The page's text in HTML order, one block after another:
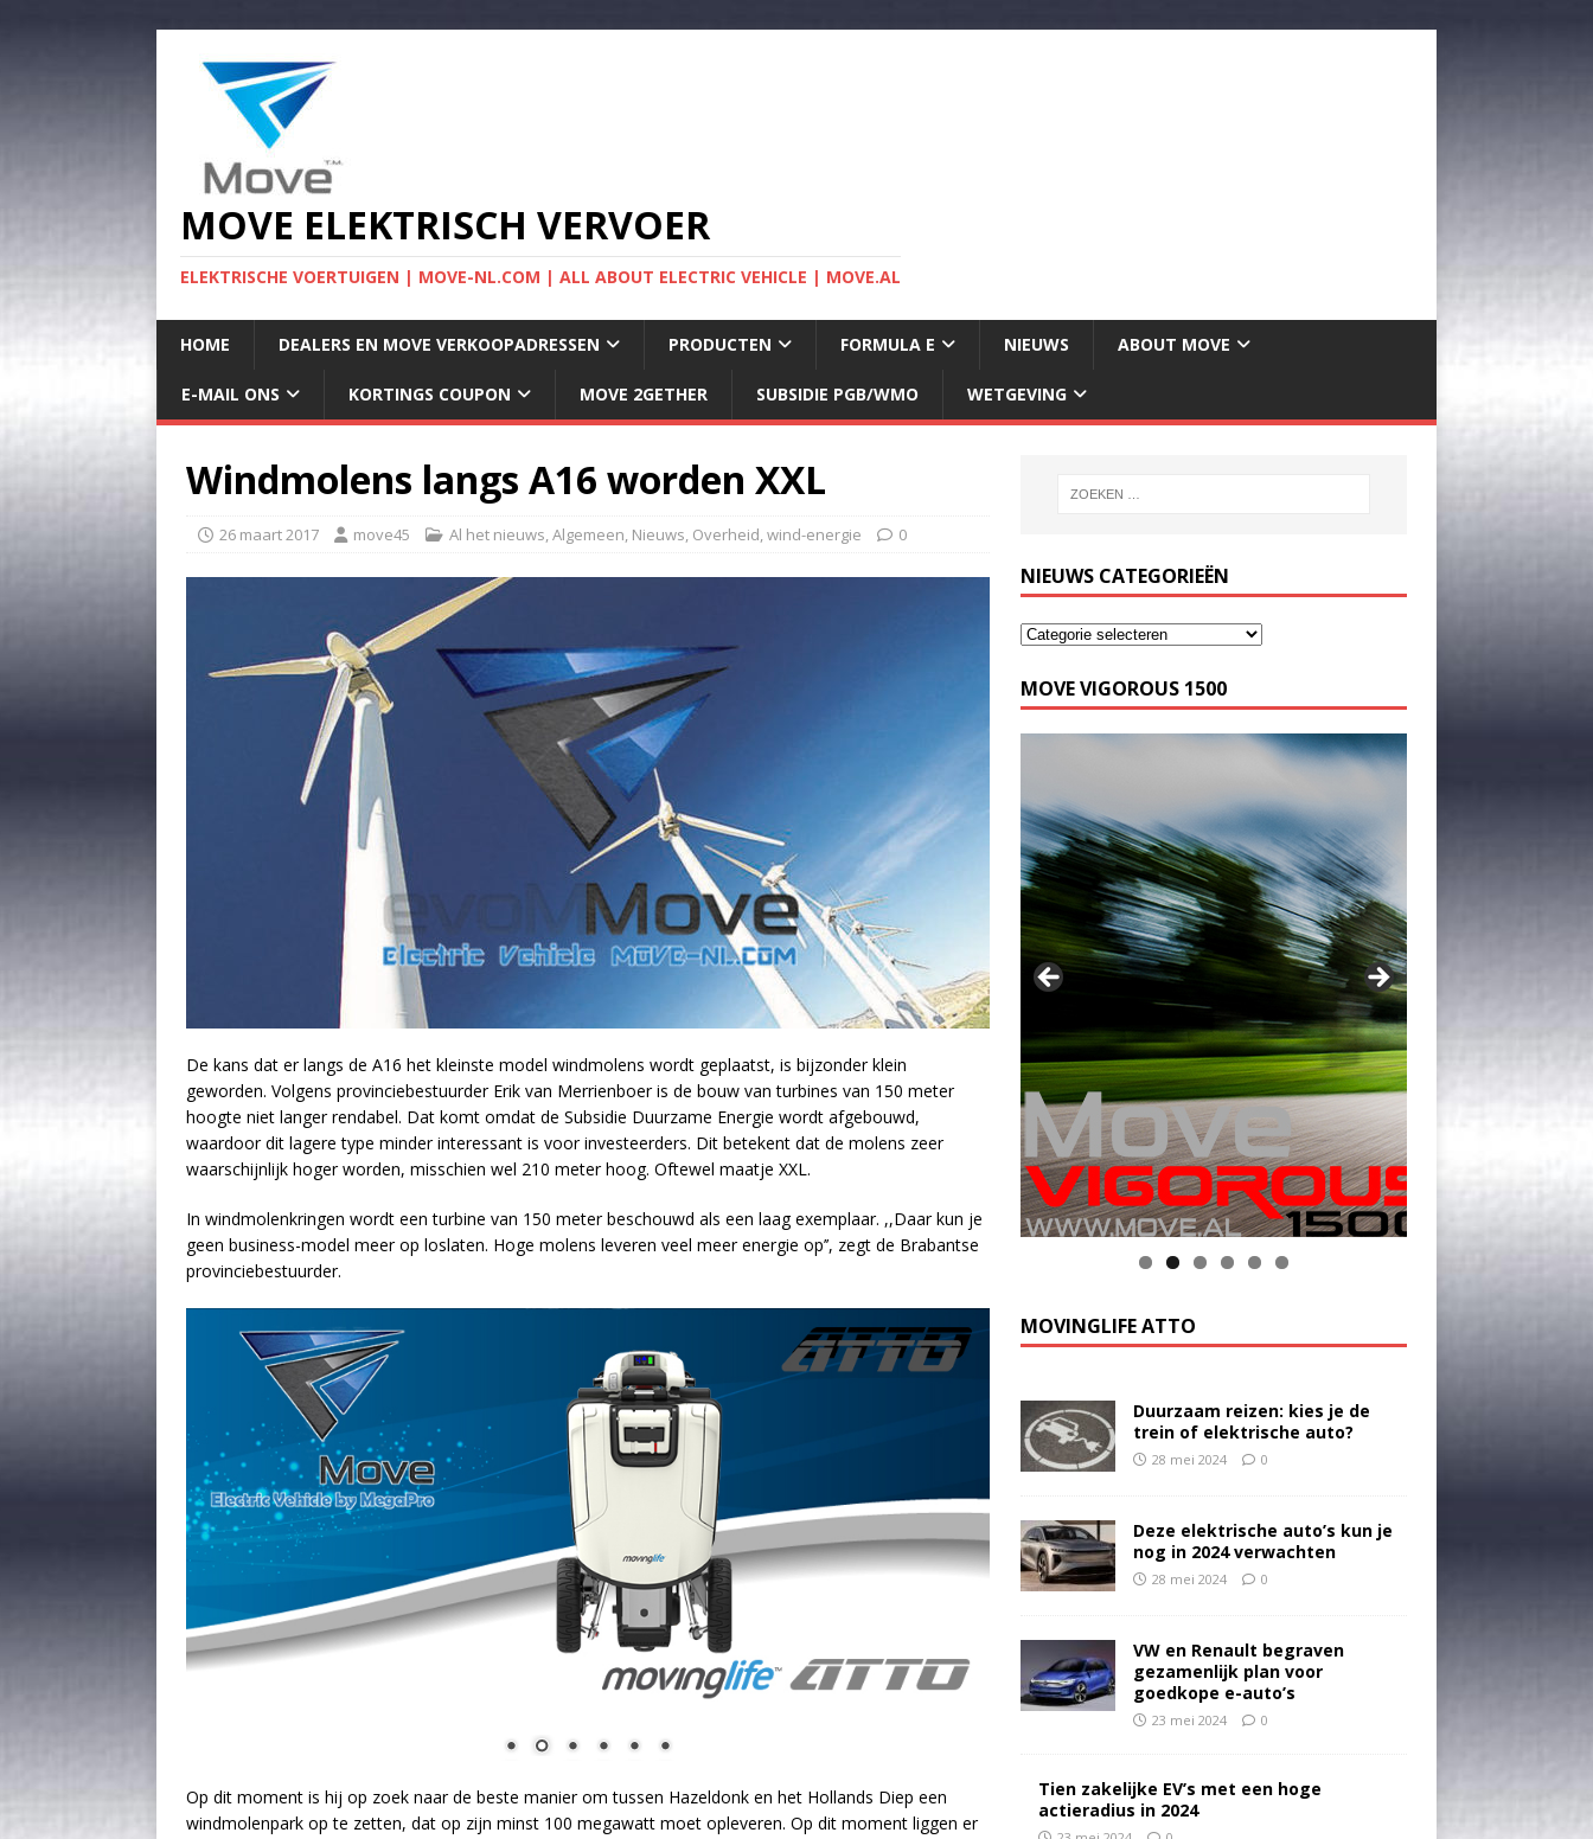
MOVE ELEKTRISCH VERVOER
ELEKTRISCHE VOERTUIGEN | MOVE-NL.COM | ALL ABOUT ELECTRIC VEHICLE | MOVE.AL
HOME DEALERS EN MOVE VERKOOPADRESSEN PRODUCTEN FORMULA E NIEUWS ABOUT MOVE
E-MAIL ONS KORTINGS COUPON MOVE 2GETHER SUBSIDIE PGB/WMO WETGEVING
Windmolens langs A16 worden XXL
26 maart 2017 move45 Al het nieuws,Algemeen, Nieuws, Overheid,wind-energie 0
De kans dat er langs de A16 het kleinste model windmolens wordt geplaatst, is bijzonder klein
geworden. Volgens provinciebestuurder Erik van Merrienboer is de bouw van turbines van 150 meter
hoogte niet langer rendabel. Dat komt omdat de Subsidie Duurzame Energie wordt afgebouwd,
waardoor dit lagere type minder interessant is voor investeerders. Dit betekent dat de molens zeer
waarschijnlijk hoger worden, misschien wel 210 meter hoog. Oftewel maatje XXL.
In windmolenkringen wordt een turbine van 150 meter beschouwd als een laag exemplaar. ,,Daar kun je
geen business-model meer op loslaten. Hoge molens leveren veel meer energie op’’, zegt de Brabantse
provinciebestuurder.
Op dit moment is hij op zoek naar de beste manier om tussen Hazeldonk en het Hollands Diep een
windmolenpark op te zetten, dat op zijn minst 100 megawatt moet opleveren. Op dit moment liggen er
NIEUWS CATEGORIEËN
MOVE VIGOROUS 1500
MOVINGLIFE ATTO
Duurzaam reizen: kies je de
trein of elektrische auto?
28 mei 2024 0
Deze elektrische auto’s kun je
nog in 2024 verwachten
28 mei 2024 0
VW en Renault begraven
gezamenlijk plan voor
goedkope e-auto’s
23 mei 2024 0
Tien zakelijke EV’s met een hoge
actieradius in 2024